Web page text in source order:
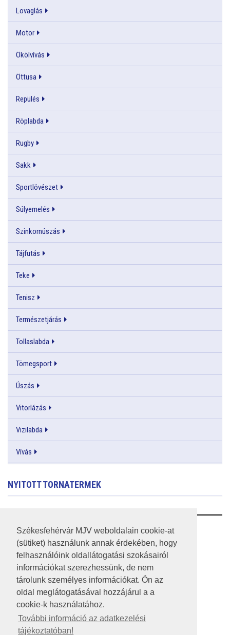
Székesfehérvár MJV weboldalain cookie-at
(sütiket) használunk annak érdekében, hogy
felhasználóink oldallátogatási szokásairól
információkat szerezhessünk, de nem
tárolunk személyes információkat. Ön az
oldal meglátogatásával hozzájárul a a
cookie-k használatához.
További információ az adatkezelési
tájékoztatóban!
Lovaglás
Motor
Ökölvívás
Öttusa
Repülés
Röplabda
Rugby
Sakk
Sportlövészet
Súlyemelés
Szinkornúszás
Tájfutás
Teke
Tenisz
Természetjárás
Tollaslabda
Tömegsport
Úszás
Vitorlázás
Vizilabda
Vívás
NYITOTT TORNATERMEK
RSS
A HONLAP 2017.03.31-I ÁLLAPOTA
JOGI NYILATKOZAT
IMPRESSZUM
KÖZÉRDEKŰ ADATOK